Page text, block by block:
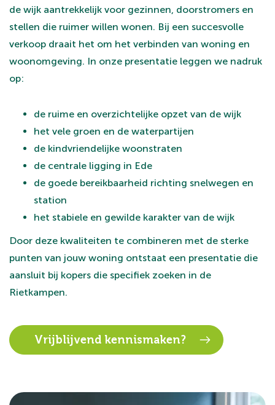
de wijk aantrekkelijk voor gezinnen, doorstromers en
stellen die ruimer willen wonen. Bij een succesvolle
verkoop draait het om het verbinden van woning en
woonomgeving. In onze presentatie leggen we nadruk
op:
de ruime en overzichtelijke opzet van de wijk
het vele groen en de waterpartijen
de kindvriendelijke woonstraten
de centrale ligging in Ede
de goede bereikbaarheid richting snelwegen en
station
het stabiele en gewilde karakter van de wijk
Door deze kwaliteiten te combineren met de sterke
punten van jouw woning ontstaat een presentatie die
aansluit bij kopers die specifiek zoeken in de
Rietkampen.
Vrijblijvend kennismaken?